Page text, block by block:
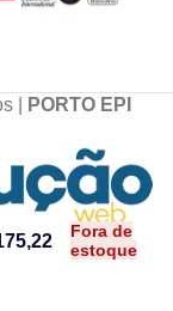
| PORTO EPI
Fora de
estoque